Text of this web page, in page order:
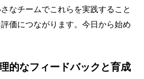
なチームでこれらを実践すること
価につながります。今日から始め
的なフィードバックと育成